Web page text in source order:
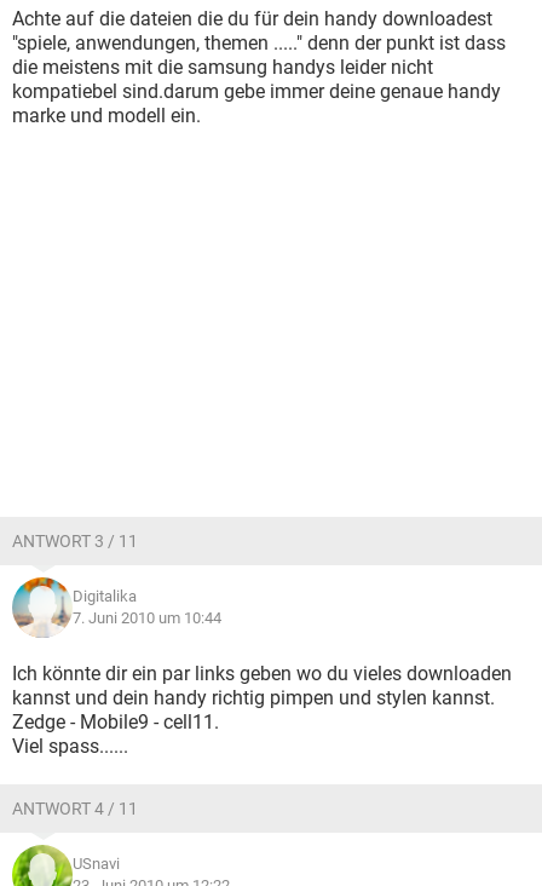
Achte auf die dateien die du für dein handy downloadest
"spiele, anwendungen, themen ....." denn der punkt ist dass
die meistens mit die samsung handys leider nicht
kompatiebel sind.darum gebe immer deine genaue handy
marke und modell ein.
ANTWORT 3 / 11
Digitalika
7. Juni 2010 um 10:44
Ich könnte dir ein par links geben wo du vieles downloaden
kannst und dein handy richtig pimpen und stylen kannst.
Zedge - Mobile9 - cell11.
Viel spass......
ANTWORT 4 / 11
USnavi